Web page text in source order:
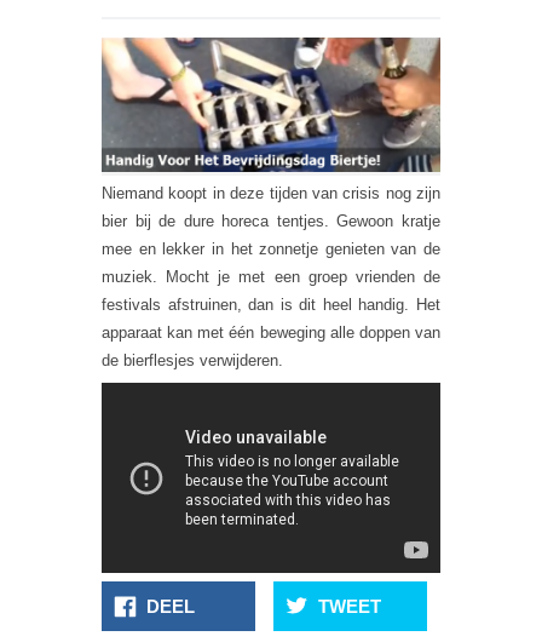
Niemand koopt in deze tijden van crisis nog zijn
bier bij de dure horeca tentjes. Gewoon kratje
mee en lekker in het zonnetje genieten van de
muziek. Mocht je met een groep vrienden de
festivals afstruinen, dan is dit heel handig. Het
apparaat kan met één beweging alle doppen van
de bierflesjes verwijderen.
DEEL TWEET